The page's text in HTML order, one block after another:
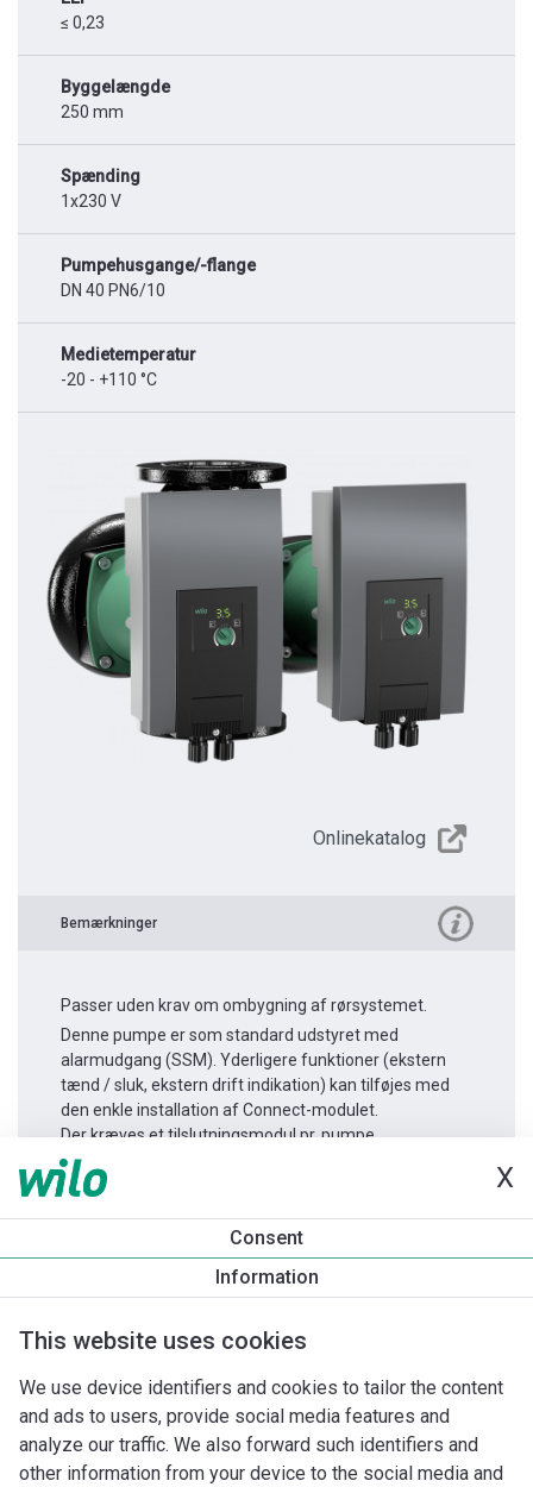
X
Consent
Information
This website uses cookies
We use device identifiers and cookies to tailor the content
and ads to users, provide social media features and
analyze our traffic. We also forward such identifiers and
other information from your device to the social media and
≤ 0,23
Byggelængde
250 mm
Spænding
1x230 V
Pumpehusgange/-flange
DN 40 PN6/10
Medietemperatur
-20 - +110 °C
Onlinekatalog
Bemærkninger
Passer uden krav om ombygning af rørsystemet.
Denne pumpe er som standard udstyret med
alarmudgang (SSM). Yderligere funktioner (ekstern
tænd / sluk, ekstern drift indikation) kan tilføjes med
den enkle installation af Connect-modulet.
Der kræves et tilslutningsmodul pr. pumpe.
Produktinformation
Yonos MAXO-D 40/0,5-12